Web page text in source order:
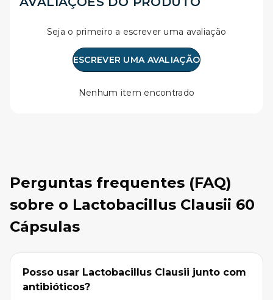
Seja o primeiro a escrever uma avaliação
ESCREVER UMA AVALIAÇÃO
Nenhum item encontrado
Perguntas frequentes (FAQ)
sobre o Lactobacillus Clausii 60
Cápsulas
Posso usar Lactobacillus Clausii junto com
antibióticos?